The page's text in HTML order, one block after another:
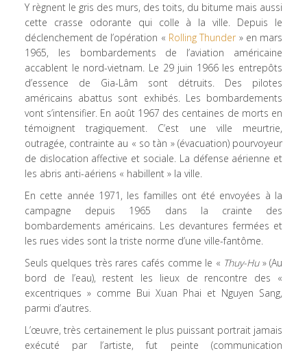
Y règnent le gris des murs, des toits, du bitume mais aussi
cette crasse odorante qui colle à la ville. Depuis le
déclenchement de l’opération « Rolling Thunder » en mars
1965, les bombardements de l’aviation américaine
accablent le nord-vietnam. Le 29 juin 1966 les entrepôts
d’essence de Gia-Lâm sont détruits. Des pilotes
américains abattus sont exhibés. Les bombardements
vont s’intensifier. En août 1967 des centaines de morts en
témoignent tragiquement. C’est une ville meurtrie,
outragée, contrainte au « so tàn » (évacuation) pourvoyeur
de dislocation affective et sociale. La défense aérienne et
les abris anti-aériens « habillent » la ville.
En cette année 1971, les familles ont été envoyées à la
campagne depuis 1965 dans la crainte des
bombardements américains. Les devantures fermées et
les rues vides sont la triste norme d’une ville-fantôme.
Seuls quelques très rares cafés comme le « Thuy-Hu» (Au
bord de l’eau), restent les lieux de rencontre des «
excentriques » comme Bui Xuan Phai et Nguyen Sang,
parmi d’autres.
L’œuvre, très certainement le plus puissant portrait jamais
exécuté par l’artiste, fut peinte (communication